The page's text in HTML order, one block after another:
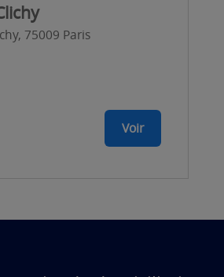
75009 Paris
Voir